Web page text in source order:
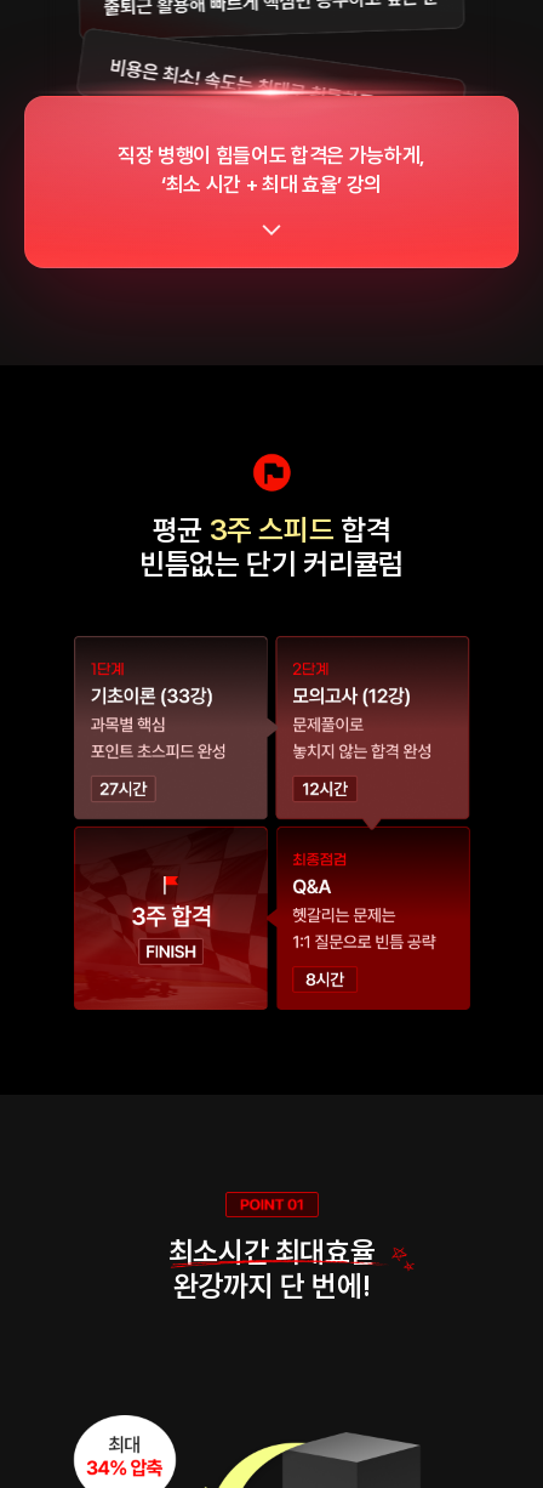
직장 병행이 힘들어도 합격은 가능하게,
‘최소 시간 + 최대 효율’ 강의
평균 3주 스피드 합격
빈틈없는 단기 커리큘럼
최소시간 최대효율
완강까지 단 번에!